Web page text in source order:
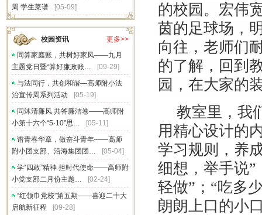
周 学生菜谱
[05-09]
更多>>
校园资讯
同算家庭账，共树好家风——九月
主题党日暨“算好廉政账…
[09-29]
与法同行，共创和谐—高师附小法
治宣传周系列活动
[05-19]
同沐清廉风 共答廉洁卷——高师附
小第十六个“5·10”思…
[05-11]
谱青春华章，做奋斗青年——高师
附小团支部、沿海集团团…
[05-04]
学“四敢”精神 担时代使命——高师附
小党支部二月份主题…
[02-24]
“红领巾党校”第五期——喜迎二十大
启航新征程
[09-28]
的校园。宏伟
茵的足球场，
向往，老师们
的了解，回到
园，在大家的
教室里，我
用精心设计的
学习规则，养
细想，举手说”
轻做”；“吃多
朗朗上口的小